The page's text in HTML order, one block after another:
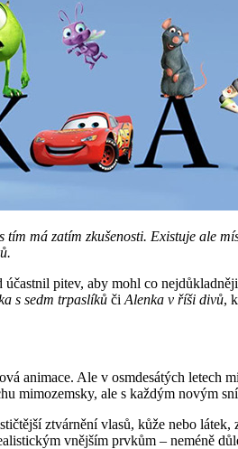
má zatím zkušenosti. Existuje ale
účastnil pitev, aby mohl co
s sedm trpaslíků či Alenka v říši divů,
animace. Ale v osmdesátých letech
mimozemsky, ale s každým novým
ztvárnění vlasů, kůže nebo
vnějším prvkům – neméně